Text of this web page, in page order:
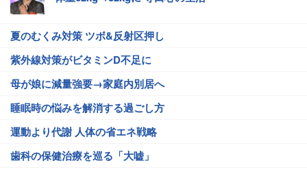
夏のむくみ対策 ツボ&反射区押し
紫外線対策がビタミンD不足に
母が娘に減量強要→家庭内別居へ
睡眠時の悩みを解消する過ごし方
運動より代謝 人体の省エネ戦略
歯科の保健治療を巡る「大嘘」